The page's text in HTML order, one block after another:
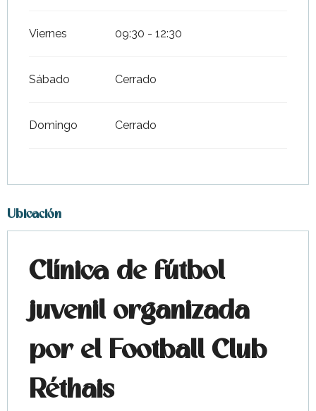
Viernes 09:30 - 12:30
Sábado Cerrado
Domingo Cerrado
Ubicación
Clínica de fútbol
juvenil organizada
por el Football Club
Réthais